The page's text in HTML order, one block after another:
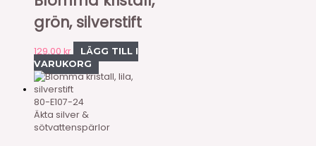
grön, silverstift
129,00kr
LÄGG TILL I
VARUKORG
80-E107-24
Äkta silver &
sötvattenspärlor